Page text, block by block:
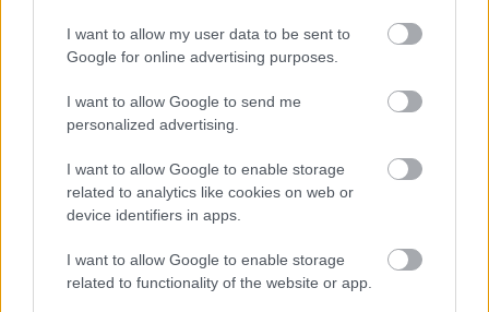
I want to allow my user data to be sent to
Google for online advertising purposes.
I want to allow Google to send me
personalized advertising.
I want to allow Google to enable storage
related to analytics like cookies on web or
device identifiers in apps.
I want to allow Google to enable storage
related to functionality of the website or app.
Collection 2013
Vegyes érzelmekkel fogadtam a Chanel Resort 2013-
as kollekcióját, ami szerintem nagyon kaotikusra
sikerült. Az arany-fehér darabokat látva szinte
teljesen McQueen érzésem van, aztán pedig jönnek